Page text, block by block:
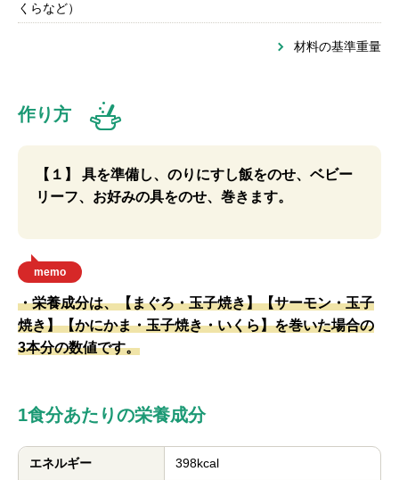
くらなど）
材料の基準重量
作り方
【１】 具を準備し、のりにすし飯をのせ、ベビー
リーフ、お好みの具をのせ、巻きます。
memo
・栄養成分は、【まぐろ・玉子焼き】【サーモン・玉子
焼き】【かにかま・玉子焼き・いくら】を巻いた場合の
3本分の数値です。
1食分あたりの栄養成分
エネルギー 398kcal